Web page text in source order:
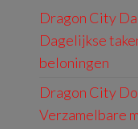
Dragon City
Dagelijkse
beloningen
Dragon City
Verzamelbare